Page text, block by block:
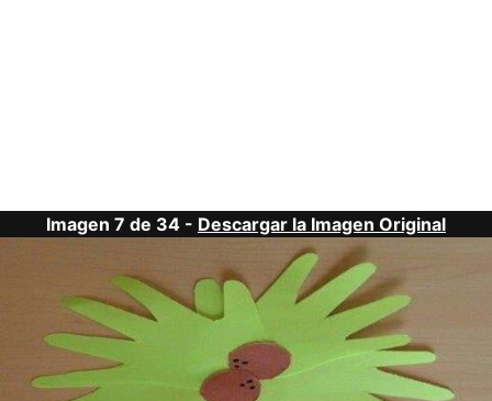
Imagen 7 de 34 - Descargar la Imagen Original